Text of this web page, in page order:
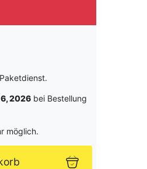
2026 bei Bestellung
möglich.